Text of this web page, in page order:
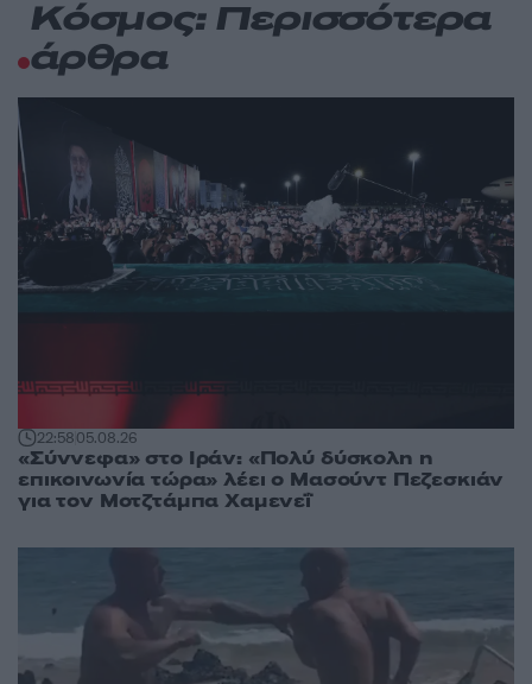
Κόσμος: Περισσότερα
άρθρα
22:5805.08.26
«Σύννεφα» στο Ιράν: «Πολύ δύσκολη η
επικοινωνία τώρα» λέει ο Μασούντ Πεζεσκιάν
για τον Μοτζτάμπα Χαμενεΐ